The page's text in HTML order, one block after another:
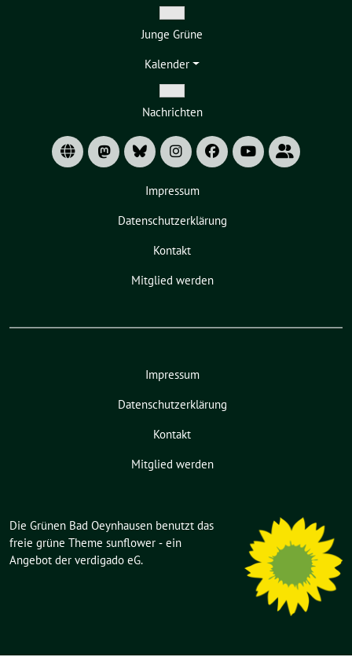
Zeige
Untermenü
Junge Grüne
Kalender
Zeige
Untermenü
Nachrichten
Impressum
Datenschutzerklärung
Kontakt
Mitglied werden
Impressum
Datenschutzerklärung
Kontakt
Mitglied werden
Die Grünen Bad Oeynhausen benutzt das
freie grüne Theme sunflower ‐ ein
Angebot der verdigado eG.